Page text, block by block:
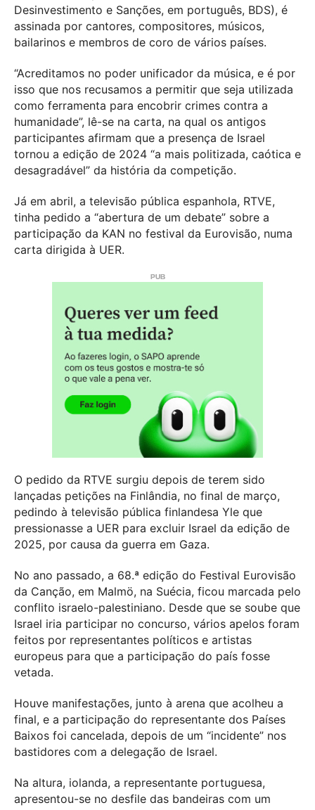
Desinvestimento e Sanções, em português, BDS), é
assinada por cantores, compositores, músicos,
bailarinos e membros de coro de vários países.
“Acreditamos no poder unificador da música, e é por
isso que nos recusamos a permitir que seja utilizada
como ferramenta para encobrir crimes contra a
humanidade”, lê-se na carta, na qual os antigos
participantes afirmam que a presença de Israel
tornou a edição de 2024 “a mais politizada, caótica e
desagradável” da história da competição.
Já em abril, a televisão pública espanhola, RTVE,
tinha pedido a “abertura de um debate” sobre a
participação da KAN no festival da Eurovisão, numa
carta dirigida à UER.
O pedido da RTVE surgiu depois de terem sido
lançadas petições na Finlândia, no final de março,
pedindo à televisão pública finlandesa Yle que
pressionasse a UER para excluir Israel da edição de
2025, por causa da guerra em Gaza.
No ano passado, a 68.ª edição do Festival Eurovisão
da Canção, em Malmö, na Suécia, ficou marcada pelo
conflito israelo-palestiniano. Desde que se soube que
Israel iria participar no concurso, vários apelos foram
feitos por representantes políticos e artistas
europeus para que a participação do país fosse
vetada.
Houve manifestações, junto à arena que acolheu a
final, e a participação do representante dos Países
Baixos foi cancelada, depois de um “incidente” nos
bastidores com a delegação de Israel.
Na altura, iolanda, a representante portuguesa,
apresentou-se no desfile das bandeiras com um